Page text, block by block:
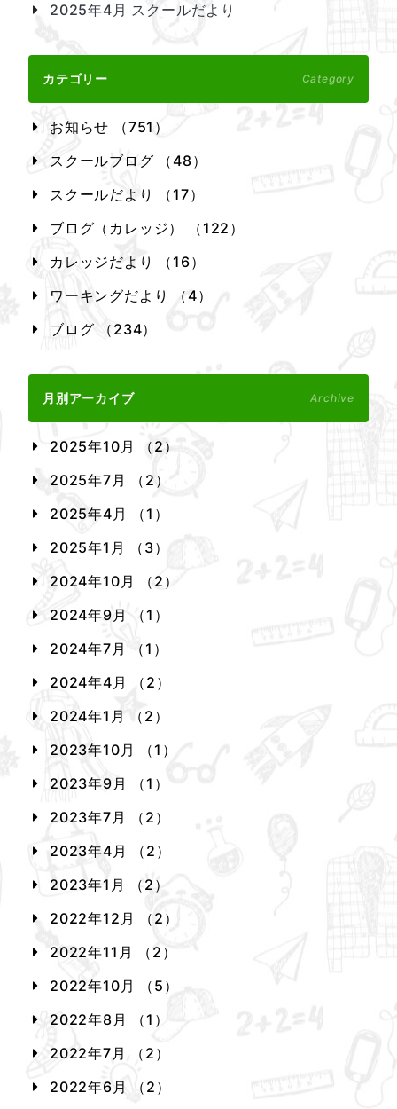
2025年4月 スクールだより
カテゴリー Category
お知らせ （751）
スクールブログ （48）
スクールだより （17）
ブログ（カレッジ） （122）
カレッジだより （16）
ワーキングだより （4）
ブログ （234）
月別アーカイブ Archive
2025年10月 （2）
2025年7月 （2）
2025年4月 （1）
2025年1月 （3）
2024年10月 （2）
2024年9月 （1）
2024年7月 （1）
2024年4月 （2）
2024年1月 （2）
2023年10月 （1）
2023年9月 （1）
2023年7月 （2）
2023年4月 （2）
2023年1月 （2）
2022年12月 （2）
2022年11月 （2）
2022年10月 （5）
2022年8月 （1）
2022年7月 （2）
2022年6月 （2）